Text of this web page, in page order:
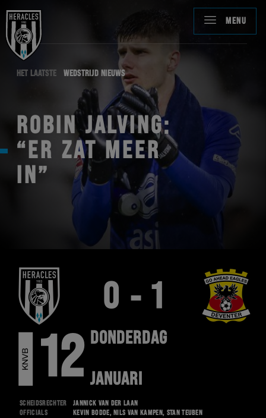
MENU
HET LAATSTE WEDSTRIJD NIEUWS
ROBIN JALVING:
“ER ZAT MEER
IN”
K
N
V
B
B
E
K
E 12 DONDERDAG
JANUARI
0 - 1
Scheidsrechter
Jannick van der Laan
Officials
Kevin Bodde, Nils van Kampen, Stan Teuben